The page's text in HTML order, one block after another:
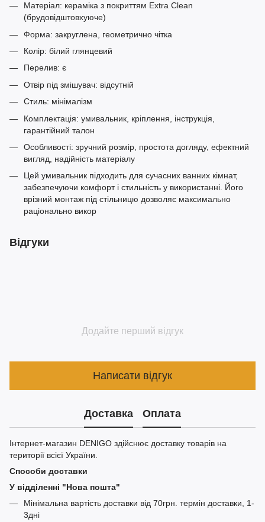
Матеріал: кераміка з покриттям Extra Clean
(брудовідштовхуюче)
Форма: закруглена, геометрично чітка
Колір: білий глянцевий
Перелив: є
Отвір під змішувач: відсутній
Стиль: мінімалізм
Комплектація: умивальник, кріплення, інструкція,
гарантійний талон
Особливості: зручний розмір, простота догляду, ефектний
вигляд, надійність матеріалу
Цей умивальник підходить для сучасних ванних кімнат,
забезпечуючи комфорт і стильність у використанні. Його
врізний монтаж під стільницю дозволяє максимально
раціонально викор
Відгуки
Додайте перший відгук
Написати відгук
Доставка Оплата
Інтернет-магазин DENIGO здійснює доставку товарів на
території всієї України.
Способи доставки
У відділенні "Нова пошта"
Мінімальна вартість доставки від 70грн. термін доставки, 1-
3дні